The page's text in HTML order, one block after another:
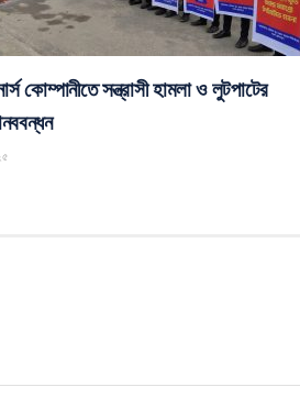
কোম্পানীতে সন্ত্রাসী হামলা ও লুটপাটের